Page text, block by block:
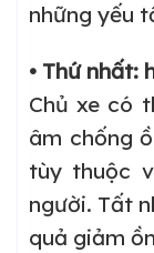
những yếu
• Thứ nhất:
Chủ xe có
âm chống
tùy thuộc
người. Tất
quả giảm